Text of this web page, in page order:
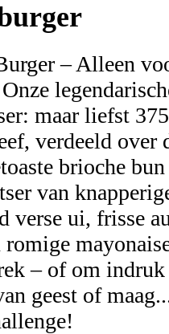
– Alleen
maar liefst
verdeeld over
brioche
van
verse ui, frisse
romige
– of om
geest of